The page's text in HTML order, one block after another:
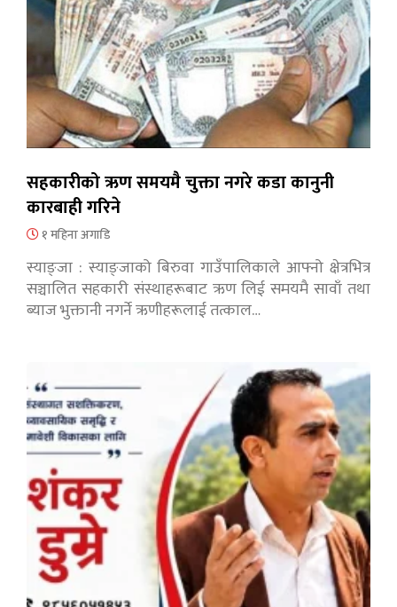
सहकारीको ऋण समयमै चुक्ता नगरे कडा कानुनी
कारबाही गरिने
१ महिना अगाडि
स्याङ्जा : स्याङ्जाको बिरुवा गाउँपालिकाले आफ्नो क्षेत्रभित्र
सञ्चालित सहकारी संस्थाहरूबाट ऋण लिई समयमै सावाँ तथा
ब्याज भुक्तानी नगर्ने ऋणीहरूलाई तत्काल…